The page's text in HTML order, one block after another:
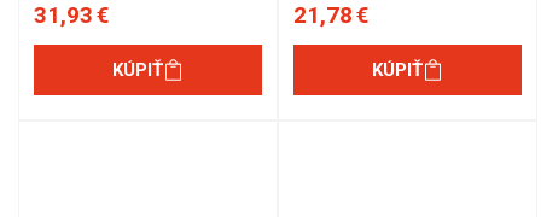
31,93 €
KÚPIŤ
21,78 €
KÚPIŤ